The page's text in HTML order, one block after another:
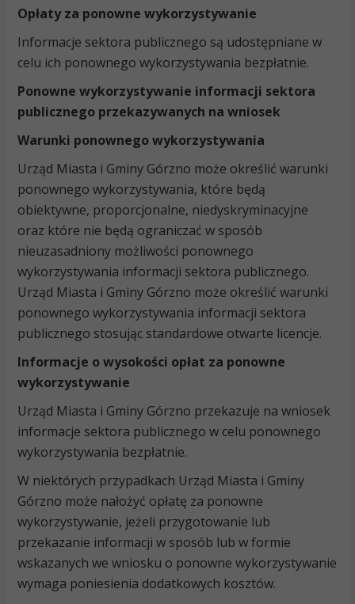
Opłaty za ponowne wykorzystywanie
Informacje sektora publicznego są udostępniane w
celu ich ponownego wykorzystywania bezpłatnie.
Ponowne wykorzystywanie informacji sektora
publicznego przekazywanych na wniosek
Warunki ponownego wykorzystywania
Urząd Miasta i Gminy Górzno może określić warunki
ponownego wykorzystywania, które będą
obiektywne, proporcjonalne, niedyskryminacyjne
oraz które nie będą ograniczać w sposób
nieuzasadniony możliwości ponownego
wykorzystywania informacji sektora publicznego.
Urząd Miasta i Gminy Górzno może określić warunki
ponownego wykorzystywania informacji sektora
publicznego stosując standardowe otwarte licencje.
Informacje o wysokości opłat za ponowne
wykorzystywanie
Urząd Miasta i Gminy Górzno przekazuje na wniosek
informacje sektora publicznego w celu ponownego
wykorzystywania bezpłatnie.
W niektórych przypadkach Urząd Miasta i Gminy
Górzno może nałożyć opłatę za ponowne
wykorzystywanie, jeżeli przygotowanie lub
przekazanie informacji w sposób lub w formie
wskazanych we wniosku o ponowne wykorzystywanie
wymaga poniesienia dodatkowych kosztów.